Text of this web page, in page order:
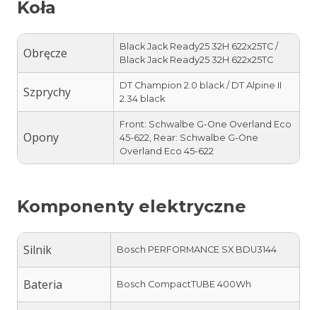
Koła
Obręcze
Black Jack Ready25 32H 622x25TC /
Black Jack Ready25 32H 622x25TC
Szprychy
DT Champion 2.0 black / DT Alpine II
2.34 black
Opony
Front: Schwalbe G-One Overland Eco
45-622, Rear: Schwalbe G-One
Overland Eco 45-622
Komponenty elektryczne
Silnik Bosch PERFORMANCE SX BDU3144
Bateria Bosch CompactTUBE 400Wh